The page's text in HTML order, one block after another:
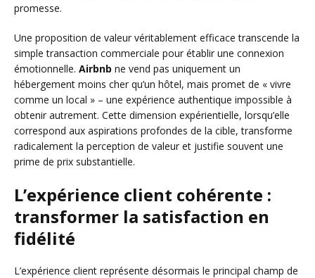
promesse.
Une proposition de valeur véritablement efficace transcende la
simple transaction commerciale pour établir une connexion
émotionnelle. Airbnb ne vend pas uniquement un
hébergement moins cher qu’un hôtel, mais promet de « vivre
comme un local » – une expérience authentique impossible à
obtenir autrement. Cette dimension expérientielle, lorsqu’elle
correspond aux aspirations profondes de la cible, transforme
radicalement la perception de valeur et justifie souvent une
prime de prix substantielle.
L’expérience client cohérente :
transformer la satisfaction en
fidélité
L’expérience client représente désormais le principal champ de